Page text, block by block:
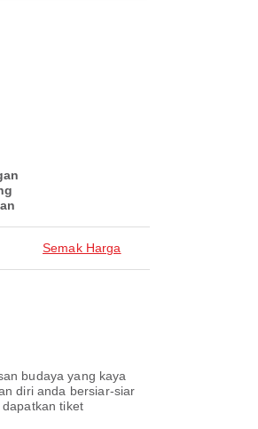
Semak Harga
budaya yang kaya
diri anda bersiar-siar
tiket